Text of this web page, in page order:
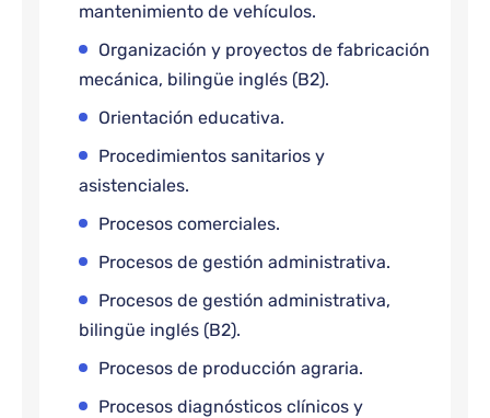
mantenimiento de vehículos.
Organización y proyectos de fabricación
mecánica, bilingüe inglés (B2).
Orientación educativa.
Procedimientos sanitarios y
asistenciales.
Procesos comerciales.
Procesos de gestión administrativa.
Procesos de gestión administrativa,
bilingüe inglés (B2).
Procesos de producción agraria.
Procesos diagnósticos clínicos y